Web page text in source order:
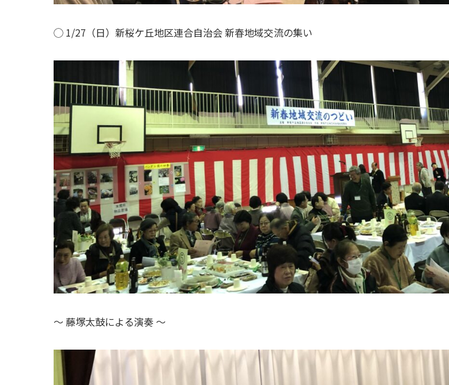
◯ 1/27（日）新桜ケ丘地区連合自治会 新春地域交流の集い
〜 藤塚太鼓による演奏 〜